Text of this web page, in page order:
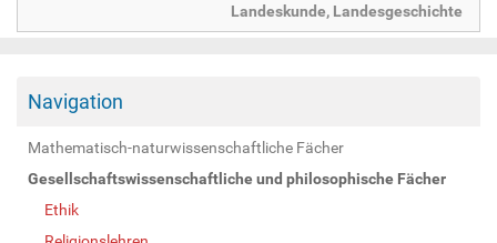
Landeskunde, Landesgeschichte
Navigation
Mathematisch-naturwissenschaftliche Fächer
Gesellschaftswissenschaftliche und philosophische Fächer
Ethik